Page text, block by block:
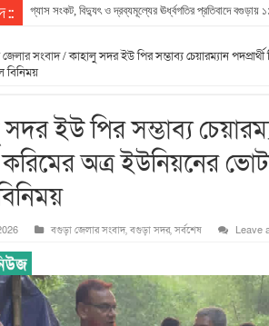
:: গ্যাস সংকট, বিদ্যুৎ ও দ্রব্যমূল্যের ঊর্ধ্বগতির প্রতিবাদে বগুড়ায়
সংবাদ/কাহালু সদর ইউ পির সম্ভাব্য চেয়ারম্যান
বিনিময়
ইউ পির সম্ভাব্য
অত্র ইউনিয়নের
বগুড়া জেলার সংবাদ,বগুড়া সদর,সর্বশেষ Leave